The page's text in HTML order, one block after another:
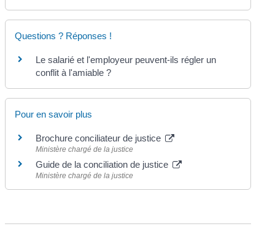
Questions ? Réponses !
Le salarié et l'employeur peuvent-ils régler un
conflit à l'amiable ?
Pour en savoir plus
Brochure conciliateur de justice
Ministère chargé de la justice
Guide de la conciliation de justice
Ministère chargé de la justice